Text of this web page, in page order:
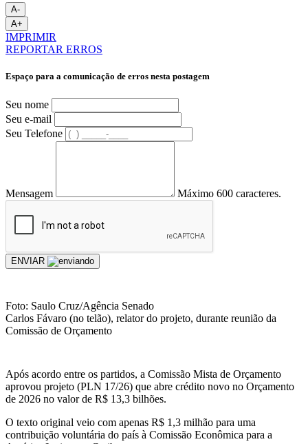
A-
A+
IMPRIMIR
REPORTAR ERROS
Espaço para a comunicação de erros nesta postagem
Seu nome
Seu e-mail
Seu Telefone
Mensagem Máximo 600 caracteres.
ENVIAR
Foto: Saulo Cruz/Agência Senado
Carlos Fávaro (no telão), relator do projeto, durante reunião da
Comissão de Orçamento
Após acordo entre os partidos, a Comissão Mista de Orçamento
aprovou projeto (PLN 17/26) que abre crédito novo no Orçamento
de 2026 no valor de R$ 13,3 bilhões.
O texto original veio com apenas R$ 1,3 milhão para uma
contribuição voluntária do país à Comissão Econômica para a